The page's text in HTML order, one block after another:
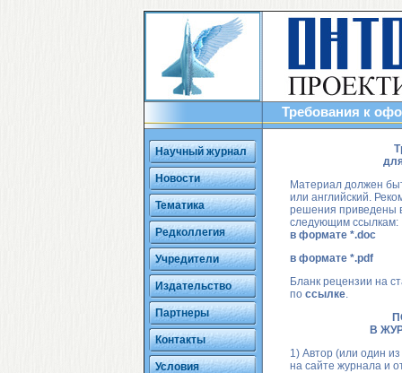
Научный журнал
Новости
Тематика
Редколлегия
Учредители
Издательство
Партнеры
Контакты
Условия
Требования к
Материал должен
или английский.
решения приведены
следующим ссылкам:
в формате *.doc
в формате *.pdf
Бланк рецензии на
по ссылке.
В
1) Автор (или один из
на сайте журнала и